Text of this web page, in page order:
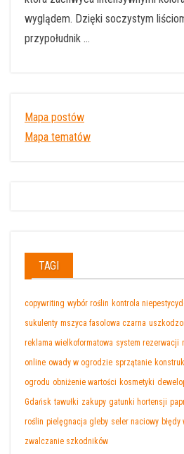
wyglądem. Dzięki soczystym
przypołudnik …
Mapa postów
Mapa tematów
TAGI
copywriting wybór roślin kontrola
sukulenty mszyca fasolowa czarna
reklama wielkoformatowa system rezerwacji
online owady w ogrodzie sprzątanie
ogrodu obniżenie wartości kosmetyki
Gdańsk tawułki zakupy gatunki hortensji
roślin pielęgnacja gleby seler naciowy
zwalczanie szkodników